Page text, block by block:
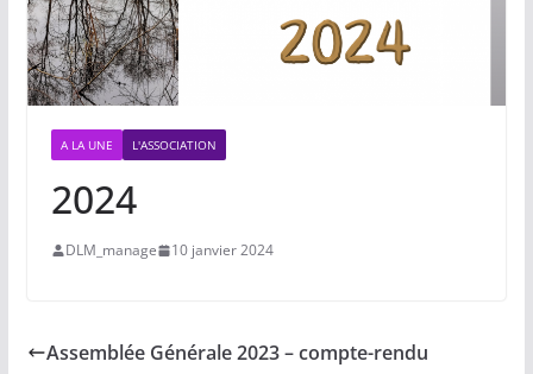
A LA UNE L'ASSOCIATION
2024
DLM_manage 10 janvier 2024
Assemblée Générale 2023 – compte-rendu